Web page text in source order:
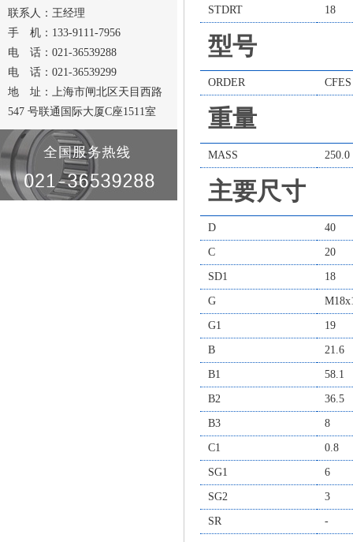
联系人：王经理
手 机：133-9111-7956
电 话：021-36539288
电 话：021-36539299
地 址：上海市闸北区天目西路
547 号联通国际大厦C座1511室
STDRT 18
型号
ORDER
重量
MASS 250.0
主要尺寸
D 40
C 20
SD1 18
G
G1 19
B 21.6
B1 58.1
B2 36.5
B3 8
C1 0.8
SG1 6
SG2 3
SR -